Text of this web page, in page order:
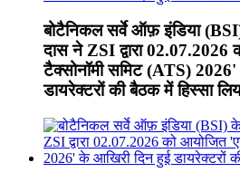
बोटैनिकल सर्वे ऑफ़ इंडिया
दास ने ZSI द्वारा 02.07.2026
टैक्सोनॉमी समिट (ATS)
डायरेक्टरों की बैठक में हिस्सा